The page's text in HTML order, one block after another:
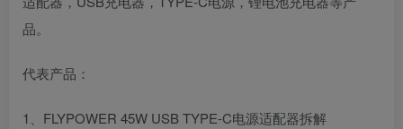
品。
代表产品：
1、FLYPOWER 45W USB TYPE-C电源适配器拆解